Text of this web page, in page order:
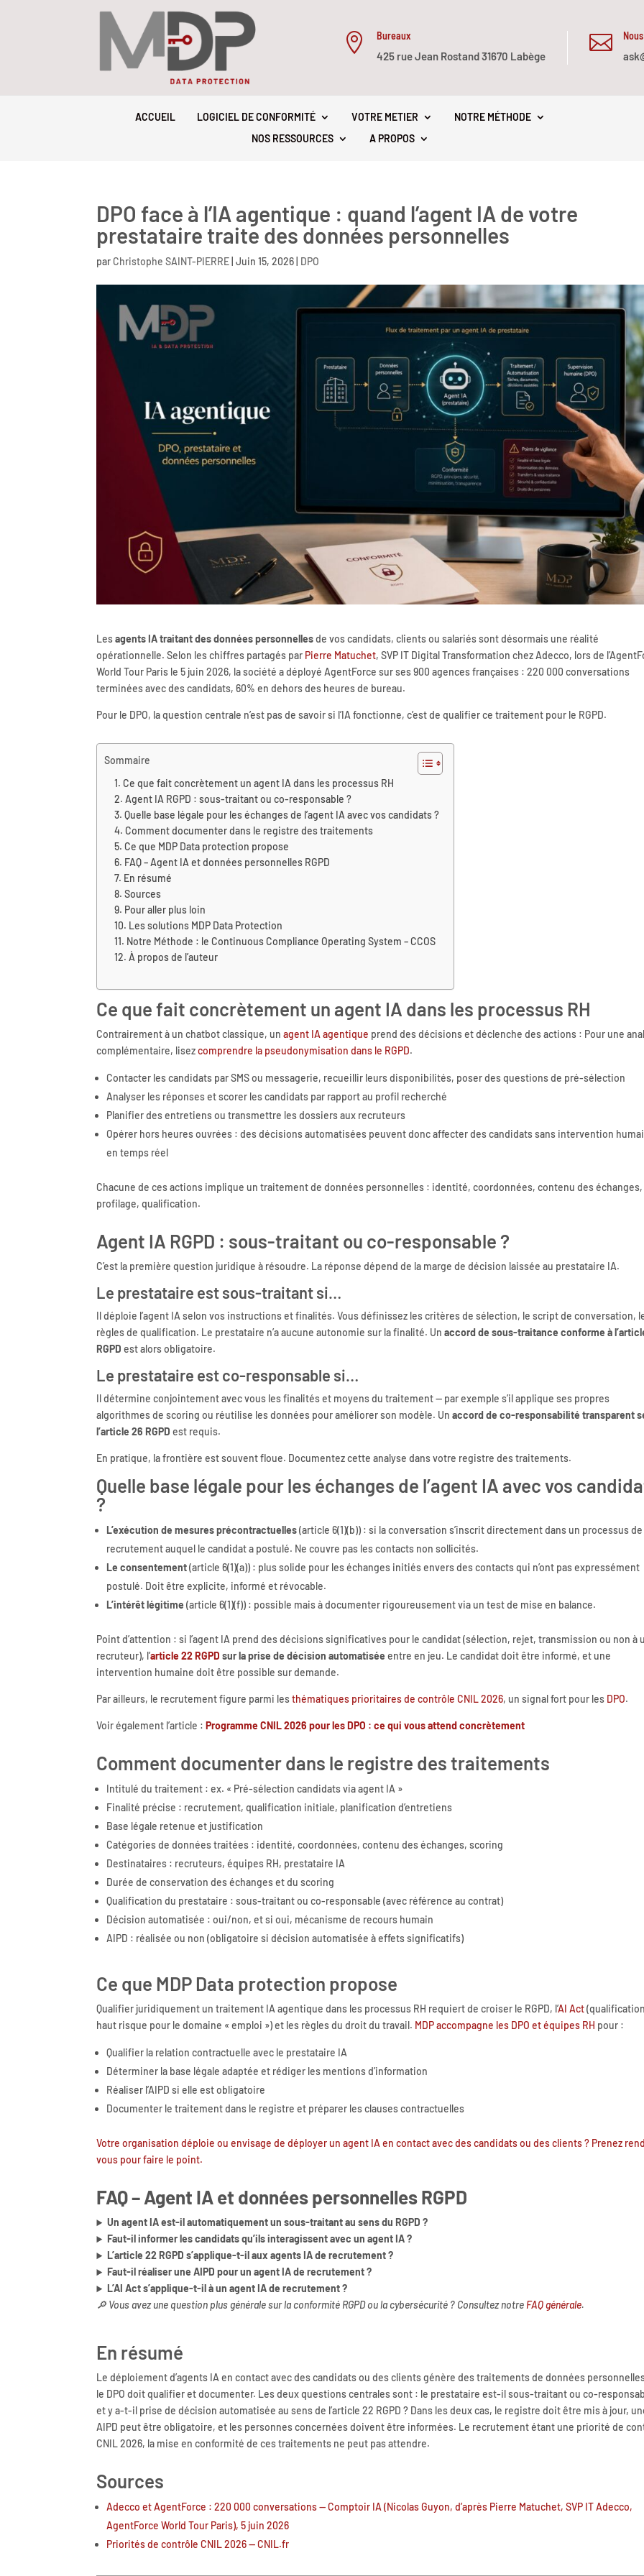
 Bureaux
425 rue Jean Rostand 31670 Labège

ACCUEIL LOGICIEL DE CONFORMITÉ VOTRE METIER
NOTRE MÉTHODE
NOS RESSOURCES
A PROPOS
DPO face à l’IA agentique : quand l’agent IA de votre
prestataire traite des données personnelles
par Christophe SAINT-PIERRE |Juin 15, 2026 DPO
Lesagents IA traitant des données personnellesde vos candidats, clients ou salariés sont désormais une réalité
opérationnelle. Selon les chiffres partagés par Pierre Matuchet, SVP IT Digital Transformation chez Adecco, lors de
World Tour Paris le 5 juin 2026, la société a déployé AgentForce sur ses 900 agences françaises : 220 000 conversations
terminées avec des candidats, 60% en dehors des heures de bureau.
Pour le DPO, la question centrale n’est pas de savoir si l’IA fonctionne, c’est de qualifier ce traitement pour le RGPD.
Sommaire
Ce que fait concrètement un agent IA dans les processus RH
Agent IA RGPD : sous-traitant ou co-responsable ?
Quelle base légale pour les échanges de l’agent IA avec vos candidats ?
Comment documenter dans le registre des traitements
Ce que MDP Data protection propose
FAQ – Agent IA et données personnelles RGPD
En résumé
Sources
Pour aller plus loin
Les solutions MDP Data Protection
Notre Méthode : le Continuous Compliance Operating System – CCOS
À propos de l’auteur
Ce que fait concrètement un agent IA dans les processus RH
Contrairement à un chatbot classique, unagent IA agentique prend des décisions et déclenche des actions : Pour une
complémentaire, lisezcomprendre la pseudonymisation dans le RGPD.
Contacter les candidats par SMS ou messagerie, recueillir leurs disponibilités, poser des questions de pré-sélection
Analyser les réponses et scorer les candidats par rapport au profil recherché
Planifier des entretiens ou transmettre les dossiers aux recruteurs
Opérer hors heures ouvrées : des décisions automatisées peuvent donc affecter des candidats sans intervention
en temps réel
Chacune de ces actions implique un traitement de données personnelles : identité, coordonnées, contenu des échanges,
profilage, qualification.
Agent IA RGPD : sous-traitant ou co-responsable ?
C’est la première question juridique à résoudre. La réponse dépend de la marge de décision laissée au prestataire IA.
Le prestataire est sous-traitant si…
Il déploie l’agent IA selon vos instructions et finalités. Vous définissez les critères de sélection, le script de conversation,
règles de qualification. Le prestataire n’a aucune autonomie sur la finalité. Unaccord de sous-traitance conforme à
RGPD est alors obligatoire.
Le prestataire est co-responsable si…
Il détermine conjointement avec vous les finalités et moyens du traitement — par exemple s’il applique ses propres
algorithmes de scoring ou réutilise les données pour améliorer son modèle. Unaccord de co-responsabilité transparent
l’article 26 RGPD est requis.
En pratique, la frontière est souvent floue. Documentez cette analyse dans votre registre des traitements.
Quelle base légale pour les échanges de l’agent IA avec vos
?
L’exécution de mesures précontractuelles(article 6(1)(b)) : si la conversation s’inscrit directement dans un processus de
recrutement auquel le candidat a postulé. Ne couvre pas les contacts non sollicités.
Le consentement(article 6(1)(a)) : plus solide pour les échanges initiés envers des contacts qui n’ont pas expressément
postulé. Doit être explicite, informé et révocable.
L’intérêt légitime (article 6(1)(f)) : possible mais à documenter rigoureusement via un test de mise en balance.
Point d’attention : si l’agent IA prend des décisions significatives pour le candidat (sélection, rejet, transmission ou non à
recruteur), l’article 22 RGPD sur la prise de décision automatisée entre en jeu. Le candidat doit être informé, et une
intervention humaine doit être possible sur demande.
Par ailleurs, le recrutement figure parmi lesthématiques prioritaires de contrôle CNIL 2026, un signal fort pour les DPO.
Voir également l’article :Programme CNIL 2026 pour les DPO : ce qui vous attend concrètement
Comment documenter dans le registre des traitements
Intitulé du traitement : ex. « Pré-sélection candidats via agent IA »
Finalité précise : recrutement, qualification initiale, planification d’entretiens
Base légale retenue et justification
Catégories de données traitées : identité, coordonnées, contenu des échanges, scoring
Destinataires : recruteurs, équipes RH, prestataire IA
Durée de conservation des échanges et du scoring
Qualification du prestataire : sous-traitant ou co-responsable (avec référence au contrat)
Décision automatisée : oui/non, et si oui, mécanisme de recours humain
AIPD : réalisée ou non (obligatoire si décision automatisée à effets significatifs)
Ce que MDP Data protection propose
Qualifier juridiquement un traitement IA agentique dans les processus RH requiert de croiser le RGPD, l’AI Act(qualification
haut risque pour le domaine « emploi ») et les règles du droit du travail. MDP accompagne les DPO et équipes RH pour :
Qualifier la relation contractuelle avec le prestataire IA
Déterminer la base légale adaptée et rédiger les mentions d’information
Réaliser l’AIPD si elle est obligatoire
Documenter le traitement dans le registre et préparer les clauses contractuelles
Votre organisation déploie ou envisage de déployer un agent IA en contact avec des candidats ou des clients ? Prenez
vous pour faire le point.
FAQ – Agent IA et données personnelles RGPD
Un agent IA est-il automatiquement un sous-traitant au sens du RGPD ?
Faut-il informer les candidats qu’ils interagissent avec un agent IA ?
L’article 22 RGPD s’applique-t-il aux agents IA de recrutement ?
Faut-il réaliser une AIPD pour un agent IA de recrutement ?
L’AI Act s’applique-t-il à un agent IA de recrutement ?
🔎 Vous avez une question plus générale sur la conformité RGPD ou la cybersécurité ? Consultez notre FAQ générale.
En résumé
Le déploiement d’agents IA en contact avec des candidats ou des clients génère des traitements de données
le DPO doit qualifier et documenter. Les deux questions centrales sont : le prestataire est-il sous-traitant ou co-
et y a-t-il prise de décision automatisée au sens de l’article 22 RGPD ? Dans les deux cas, le registre doit être mis à jour,
AIPD peut être obligatoire, et les personnes concernées doivent être informées. Le recrutement étant une priorité de
CNIL 2026, la mise en conformité de ces traitements ne peut pas attendre.
Sources
Adecco et AgentForce : 220 000 conversations — Comptoir IA (Nicolas Guyon, d’après Pierre Matuchet, SVP IT Adecco,
AgentForce World Tour Paris), 5 juin 2026
Priorités de contrôle CNIL 2026 — CNIL.fr